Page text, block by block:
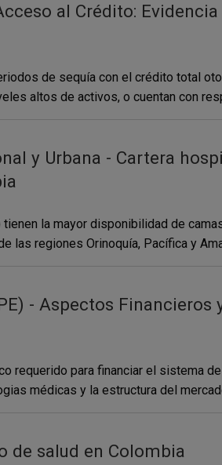
al Crédito:
de sequía con el crédito total
altos de activos, o cuentan con
y Urbana - Cartera
la mayor disponibilidad de
las regiones Orinoquía, Pacífica y
- Aspectos Financieros
requerido para financiar el sistema
médicas y la estructura del
de salud en Colombia